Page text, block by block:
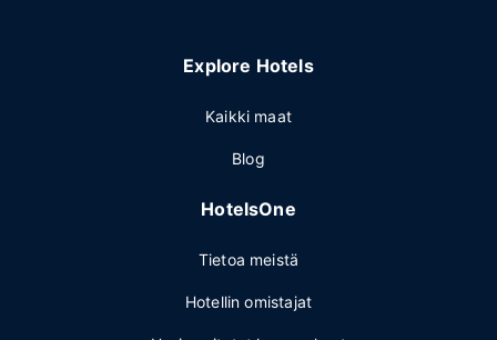
Explore Hotels
Kaikki maat
Blog
HotelsOne
Tietoa meistä
Hotellin omistajat